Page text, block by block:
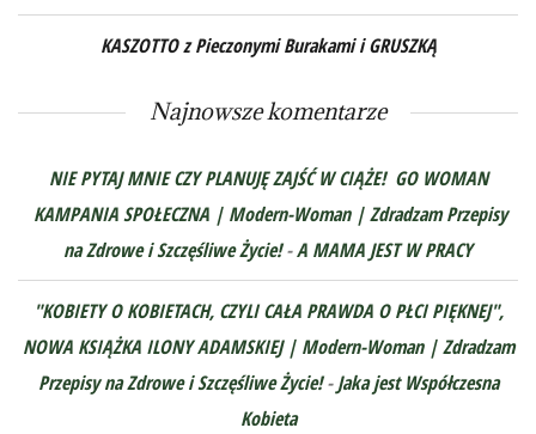
KASZOTTO z Pieczonymi Burakami i GRUSZKĄ
Najnowsze komentarze
NIE PYTAJ MNIE CZY PLANUJĘ ZAJŚĆ W CIĄŻE! GO WOMAN
KAMPANIA SPOŁECZNA | Modern-Woman | Zdradzam Przepisy
na Zdrowe i Szczęśliwe Życie!-A MAMA JEST W PRACY
"KOBIETY O KOBIETACH, CZYLI CAŁA PRAWDA O PŁCI PIĘKNEJ",
NOWA KSIĄŻKA ILONY ADAMSKIEJ | Modern-Woman | Zdradzam
Przepisy na Zdrowe i Szczęśliwe Życie!-Jaka jest Współczesna
Kobieta